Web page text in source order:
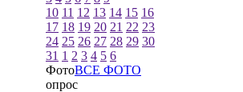
10 11 12 13 14 15 16
17 18 19 20 21 22 23
24 25 26 27 28 29 30
31 1 2 3 4 5 6
ФотоВСЕ ФОТО
опрос